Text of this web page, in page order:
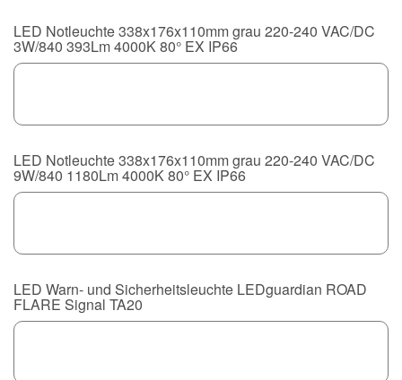
LED Notleuchte 338x176x110mm grau 220-240 VAC/DC
3W/840 393Lm 4000K 80° EX IP66
LED Notleuchte 338x176x110mm grau 220-240 VAC/DC
9W/840 1180Lm 4000K 80° EX IP66
LED Warn- und Sicherheitsleuchte LEDguardian ROAD
FLARE Signal TA20